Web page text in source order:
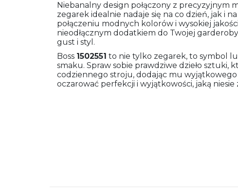
Niebanalny design połączony z precyzyjnym
zegarek idealnie nadaje się na co dzień, jak i
połączeniu modnych kolorów i wysokiej
nieodłącznym dodatkiem do Twojej
gust i styl.
Boss 1502551 to nie tylko zegarek, to symbol
smaku. Spraw sobie prawdziwe dzieło sztuki,
codziennego stroju, dodając mu wyjątkowego
oczarować perfekcji i wyjątkowości, jaką niesie